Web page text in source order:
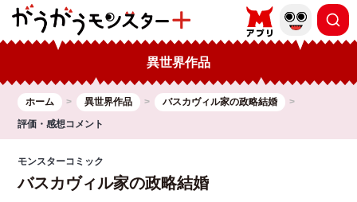
異世界作品
ホーム 異世界作品
バスカヴィル家の政略結婚
評価・感想コメント
モンスターコミック
バスカヴィル家の政略結婚